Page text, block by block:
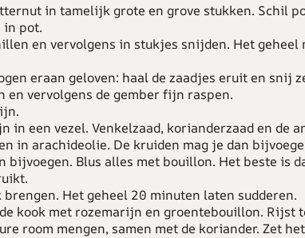
in tamelijk grote en grove stukken. Schil
in pot.
en vervolgens in stukjes snijden. Het geheel
eraan geloven: haal de zaadjes eruit en snij
en vervolgens de gember fijn raspen.
in een vezel. Venkelzaad, korianderzaad en de
in arachideolie. De kruiden mag je dan
bijvoegen. Blus alles met bouillon. Het beste is
brengen. Het geheel 20 minuten laten sudderen.
kook met rozemarijn en groentebouillon. Rijst
room mengen, samen met de koriander. Zet